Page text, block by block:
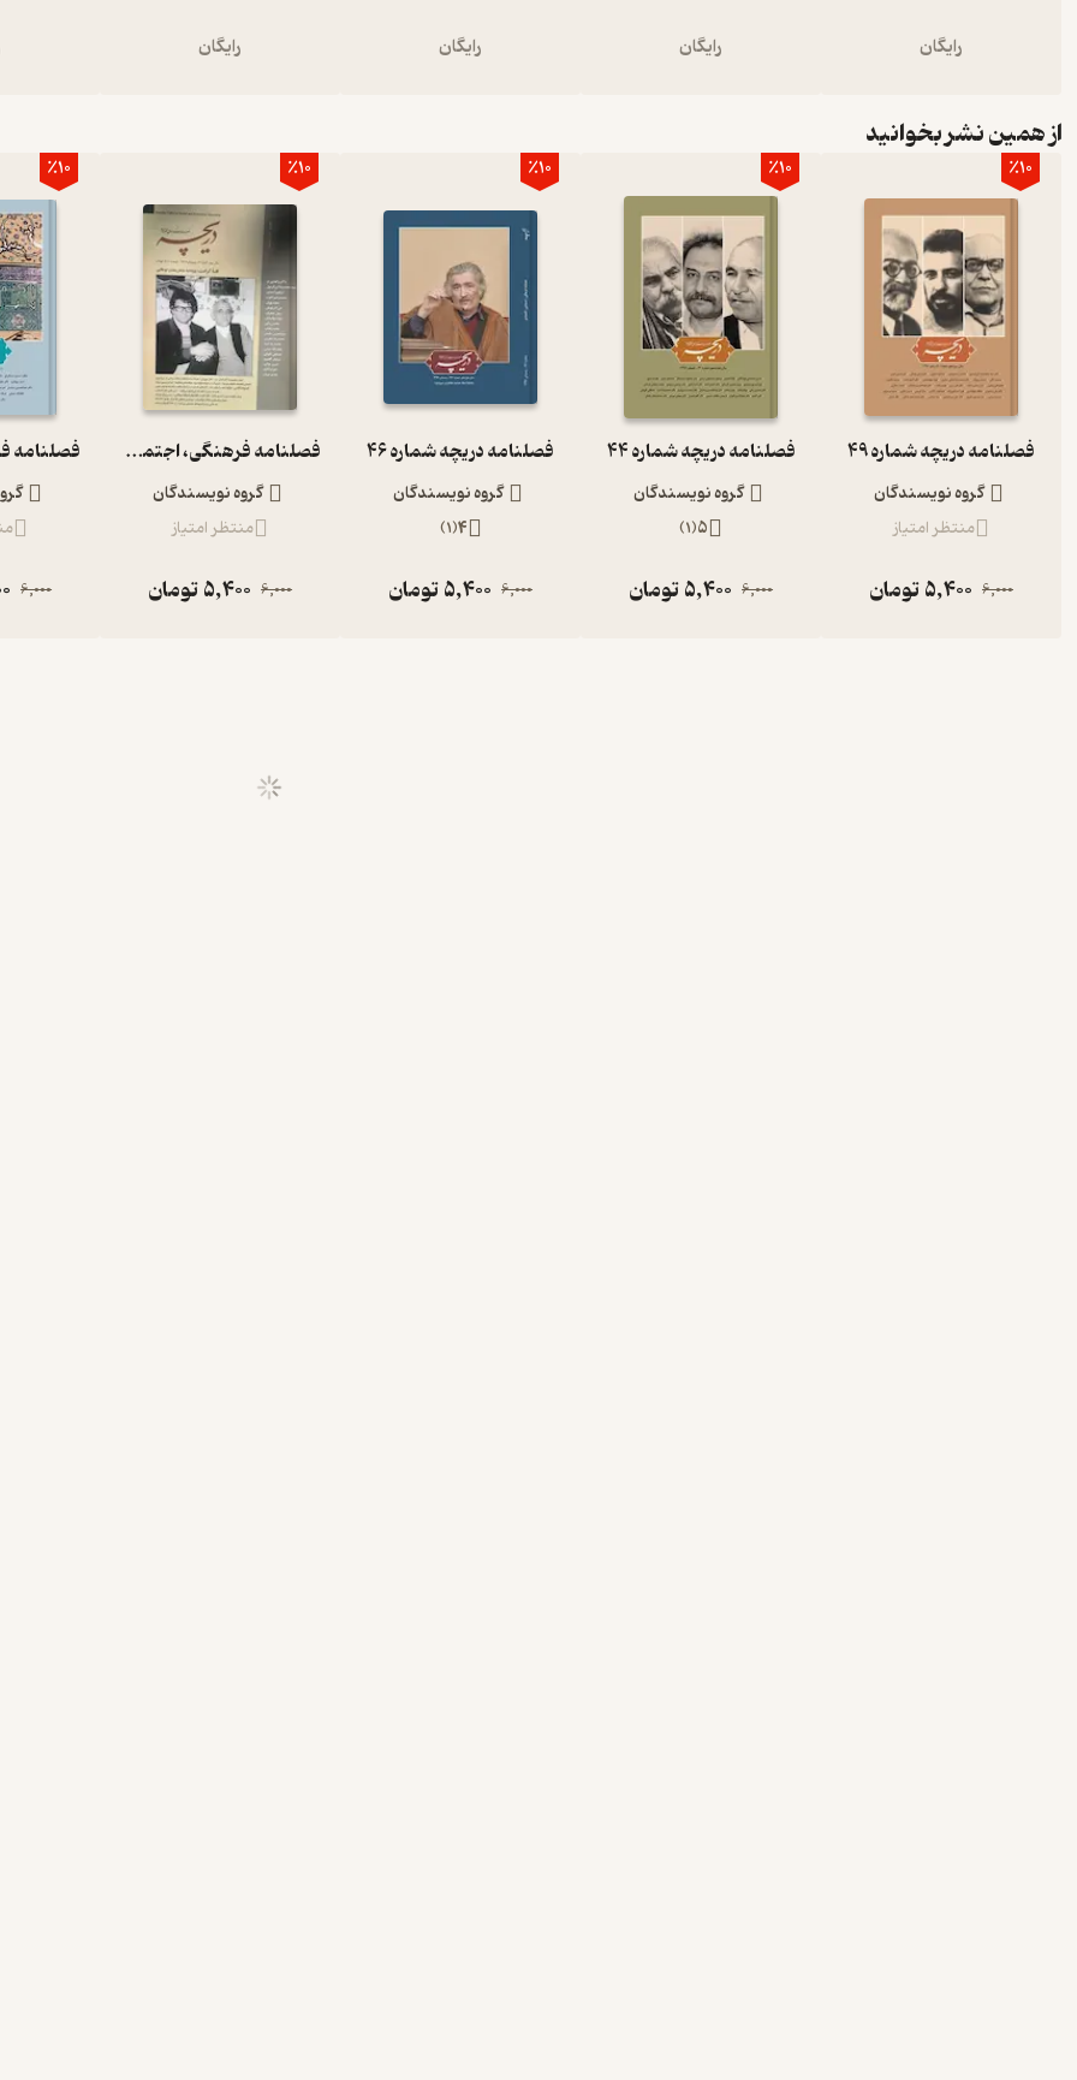
رایگان رایگان رایگان رایگان
از همین نشر بخوانید
٪10
فصلنامه دریچه شماره 49
گروه نویسندگان
منتظر امتیاز
6,000
5,400تومان
٪10
فصلنامه دریچه شماره 44
گروه نویسندگان
5
(
1
)
6,000
5,400تومان
٪10
فصلنامه دریچه شماره 46
گروه نویسندگان
4
(
1
)
6,000
5,400تومان
٪10
فصلنامه فرهنگی، اجتماعی، اقتصادی دریچه شماره 31
گروه نویسندگان
منتظر امتیاز
6,000
5,400تومان
٪10
6,000